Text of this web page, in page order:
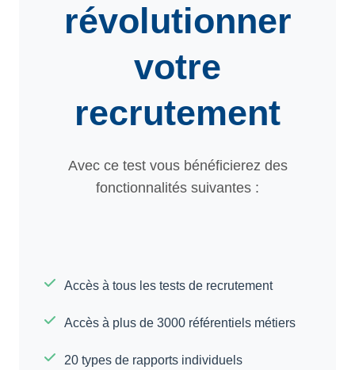
révolutionner
votre
recrutement
Avec ce test vous bénéficierez des
fonctionnalités suivantes :
Accès à tous les tests de recrutement
Accès à plus de 3000 référentiels métiers
20 types de rapports individuels